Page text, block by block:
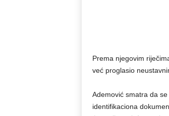
Prema njegovim
već proglasio
Ademović smatra da
identifikaciona